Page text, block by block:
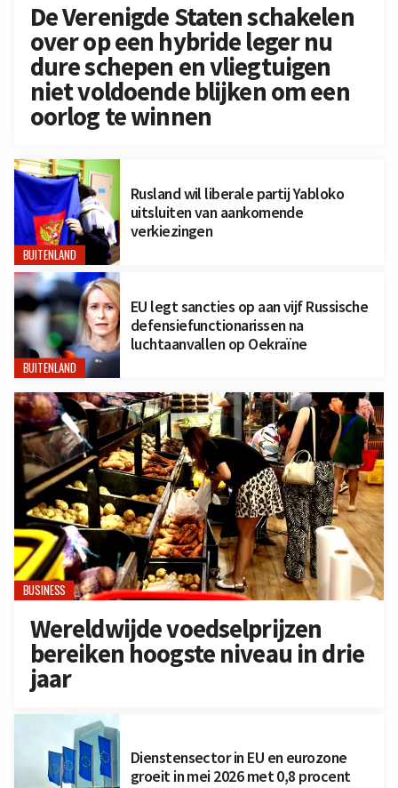
De Verenigde Staten schakelen
over op een hybride leger nu
dure schepen en vliegtuigen
niet voldoende blijken om een
oorlog te winnen
BUITENLAND
Rusland wil liberale partij Yabloko
uitsluiten van aankomende
verkiezingen
BUITENLAND
EU legt sancties op aan vijf Russische
defensiefunctionarissen na
luchtaanvallen op Oekraïne
BUSINESS
Wereldwijde voedselprijzen
bereiken hoogste niveau in drie
jaar
Dienstensector in EU en eurozone
groeit in mei 2026 met 0,8 procent